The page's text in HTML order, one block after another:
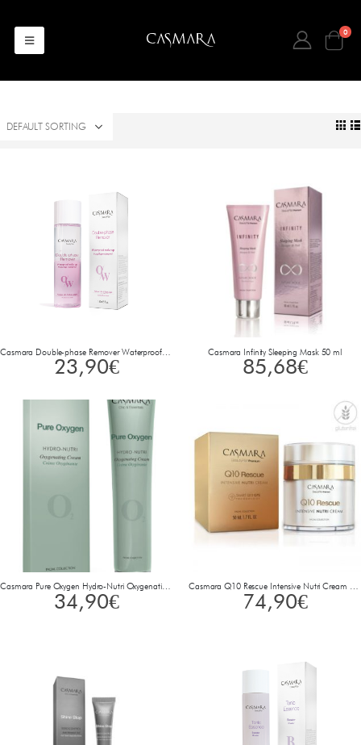
0
Casmara Double-phase Remover Waterproof make up 150 ml
23,90€
Casmara Infinity Sleeping Mask 50 ml
85,68€
Casmara Pure Oxygen Hydro-Nutri Oxygenating Cream 50 ml
34,90€
Casmara Q10 Rescue Intensive Nutri Cream 50 ml
74,90€